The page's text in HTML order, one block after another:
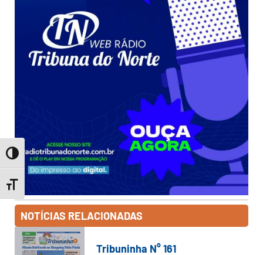
Toggle High Contrast
Toggle Font size
NOTÍCIAS RELACIONADAS
Tribuninha N° 161